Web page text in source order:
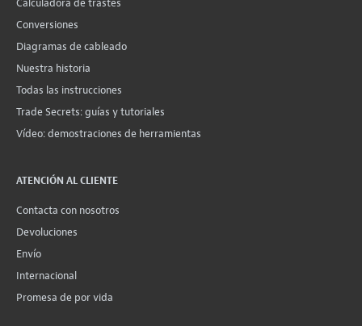
Calculadora de trastes
Conversiones
Diagramas de cableado
Nuestra historia
Todas las instrucciones
Trade Secrets: guías y tutoriales
Vídeo: demostraciones de herramientas
ATENCIÓN AL CLIENTE
Contacta con nosotros
Devoluciones
Envío
Internacional
Promesa de por vida